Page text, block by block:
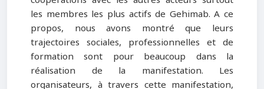
les membres les plus actifs de Gehimab. A ce
propos, nous avons montré que leurs
trajectoires sociales, professionnelles et de
formation sont pour beaucoup dans la
réalisation de la manifestation. Les
organisateurs, à travers cette manifestation,